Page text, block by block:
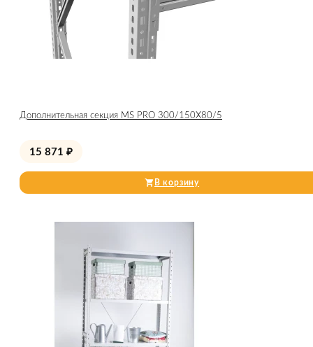
Дополнительная секция MS PRO 300/150X80/5
15 871 ₽
В корзину